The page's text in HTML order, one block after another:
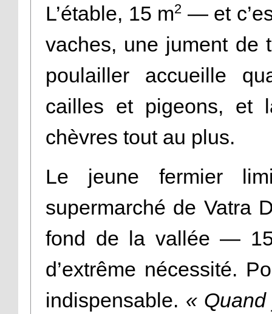
L’étable, 15 m2 — et
vaches, une jument de
poulailler accueille
cailles et pigeons, et
chèvres tout au plus.
Le jeune fermier
supermarché de Vatra
fond de la vallée —
d’extrême nécessité.
indispensable. « Quand